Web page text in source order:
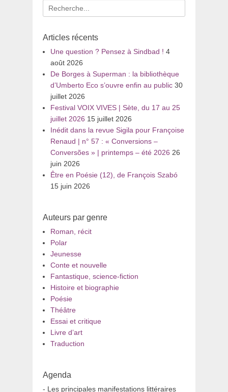
Recherche
pour
Articles récents
Une question ? Pensez à Sindbad ! 4
août 2026
De Borges à Superman : la bibliothèque
d’Umberto Eco s’ouvre enfin au public 30
juillet 2026
Festival VOIX VIVES | Sète, du 17 au 25
juillet 2026 15 juillet 2026
Inédit dans la revue Sigila pour Françoise
Renaud | n° 57 : « Conversions –
Conversões » | printemps – été 2026 26
juin 2026
Être en Poésie (12), de François Szabó
15 juin 2026
Auteurs par genre
Roman, récit
Polar
Jeunesse
Conte et nouvelle
Fantastique, science-fiction
Histoire et biographie
Poésie
Théâtre
Essai et critique
Livre d’art
Traduction
Agenda
- Les principales manifestations littéraires